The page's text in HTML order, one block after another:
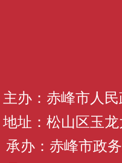
主办：赤峰市人
地址：松山区玉
承办：赤峰市政